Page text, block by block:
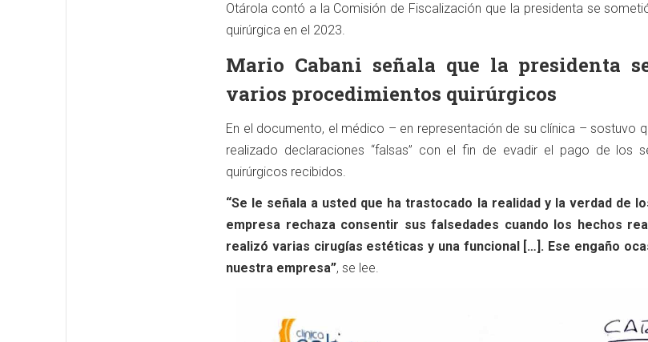
Otárola contó a la Comisión de Fiscalización que la presidenta se
quirúrgica en el 2023.
Mario Cabani señala que la presidenta
varios procedimientos quirúrgicos
En el documento, el médico – en representación de su clínica – sostuvo
realizado declaraciones “falsas” con el fin de evadir el pago de los
quirúrgicos recibidos.
“Se le señala a usted que ha trastocado la realidad y la verdad de
empresa rechaza consentir sus falsedades cuando los hechos
realizó varias cirugías estéticas y una funcional […]. Ese engaño
nuestra empresa”, se lee.